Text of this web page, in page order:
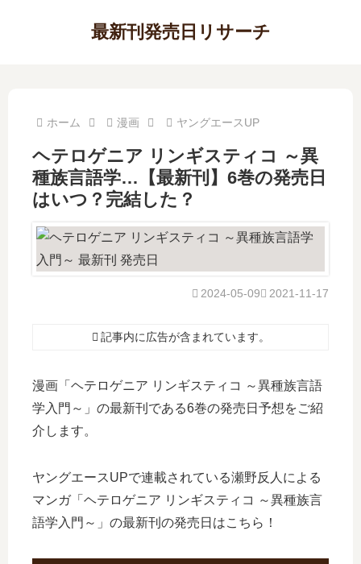
最新刊発売日リサーチ
ホーム 漫画 ヤングエースUP
ヘテロゲニア リンギスティコ ～異
種族言語学…【最新刊】6巻の発売日
はいつ？完結した？
2021-11-17
2024-05-09
記事内に広告が含まれています。
漫画「ヘテロゲニア リンギスティコ ～異種族言語
学入門～」の最新刊である6巻の発売日予想をご紹
介します。
ヤングエースUPで連載されている瀬野反人による
マンガ「ヘテロゲニア リンギスティコ ～異種族言
語学入門～」の最新刊の発売日はこちら！